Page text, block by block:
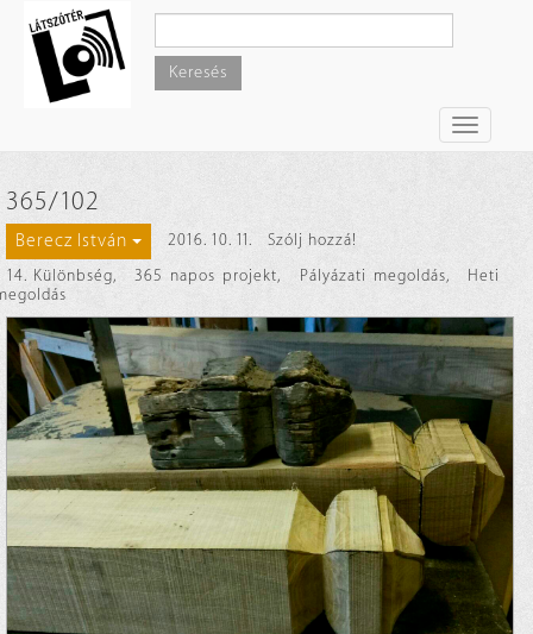
tartalomra
Keresés
Toggle
365/102
Berecz István 2016. 10. 11.
Szólj hozzá!
14. Különbség, 365 napos projekt, Pályázati megoldás,
Heti